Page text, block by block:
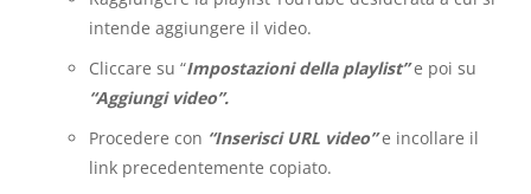
intende aggiungere il video.
Cliccare su “Impostazioni della playlist”e poi su
“Aggiungi video”.
Procedere con “Inserisci URL video”e incollare il
link precedentemente copiato.